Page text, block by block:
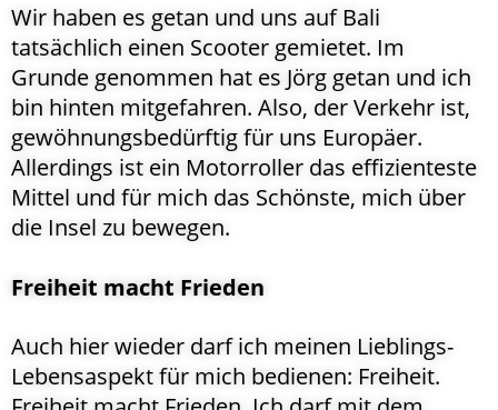
Wir haben es getan und uns auf Bali
tatsächlich einen Scooter gemietet. Im
Grunde genommen hat es Jörg getan und ich
bin hinten mitgefahren. Also, der Verkehr ist,
gewöhnungsbedürftig für uns Europäer.
Allerdings ist ein Motorroller das effizienteste
Mittel und für mich das Schönste, mich über
die Insel zu bewegen.
Freiheit macht Frieden
Auch hier wieder darf ich meinen Lieblings-
Lebensaspekt für mich bedienen: Freiheit.